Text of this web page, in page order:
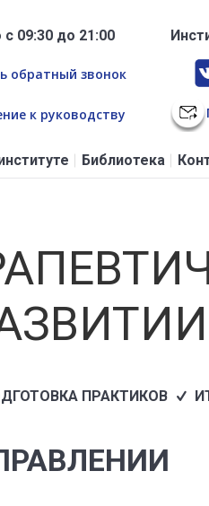
09:30 до 21:00
обратный звонок
к руководству
Библиотека
ПРАКТИКОВ